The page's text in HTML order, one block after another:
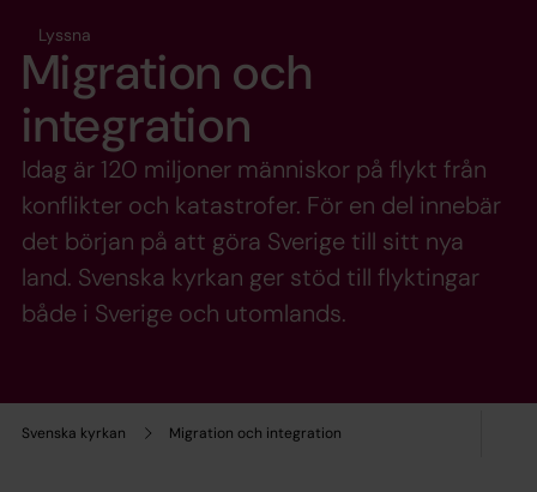
Svenska kyrkan Migration och integration
Lyssna
Migration och
integration
Idag är 120 miljoner människor på flykt från
konflikter och katastrofer. För en del innebär
det början på att göra Sverige till sitt nya
land. Svenska kyrkan ger stöd till flyktingar
både i Sverige och utomlands.